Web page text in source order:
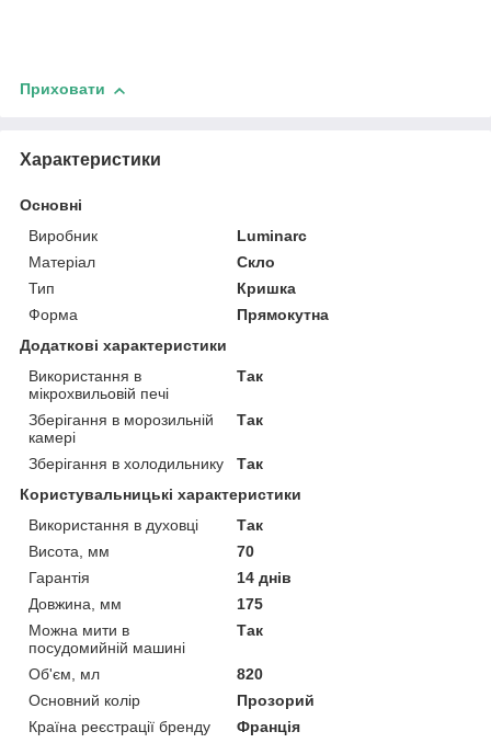
Приховати
Характеристики
Основні
Виробник
Luminarc
Матеріал
Скло
Тип
Кришка
Форма
Прямокутна
Додаткові характеристики
Використання в
мікрохвильовій печі
Так
Зберігання в морозильній
камері
Так
Зберігання в холодильнику
Так
Користувальницькі характеристики
Використання в духовці
Так
Висота, мм
70
Гарантія
14 днів
Довжина, мм
175
Можна мити в
посудомийній машині
Так
Об'єм, мл
820
Основний колір
Прозорий
Країна реєстрації бренду
Франція